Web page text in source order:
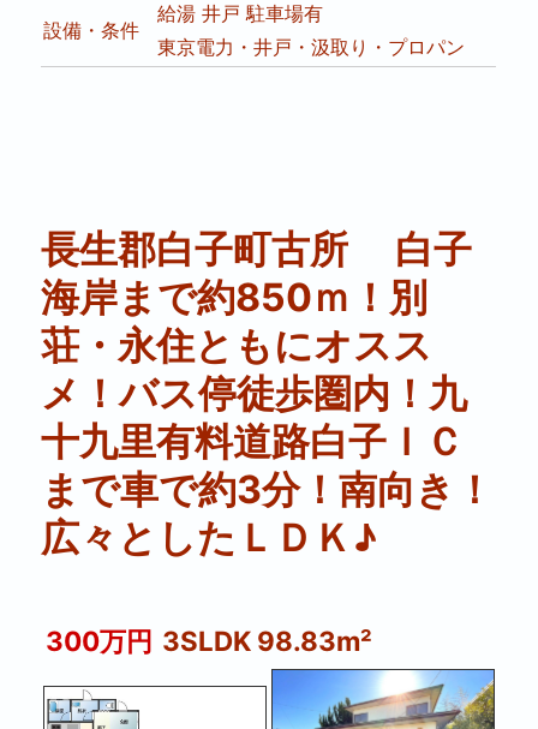
設備・条件
給湯 井戸 駐車場有
東京電力・井戸・汲取り・プロパン
長生郡白子町古所 白子
海岸まで約850ｍ！別
荘・永住ともにオスス
メ！バス停徒歩圏内！九
十九里有料道路白子ＩＣ
まで車で約3分！南向き！
広々としたＬＤＫ♪
300万円 3SLDK 98.83m²